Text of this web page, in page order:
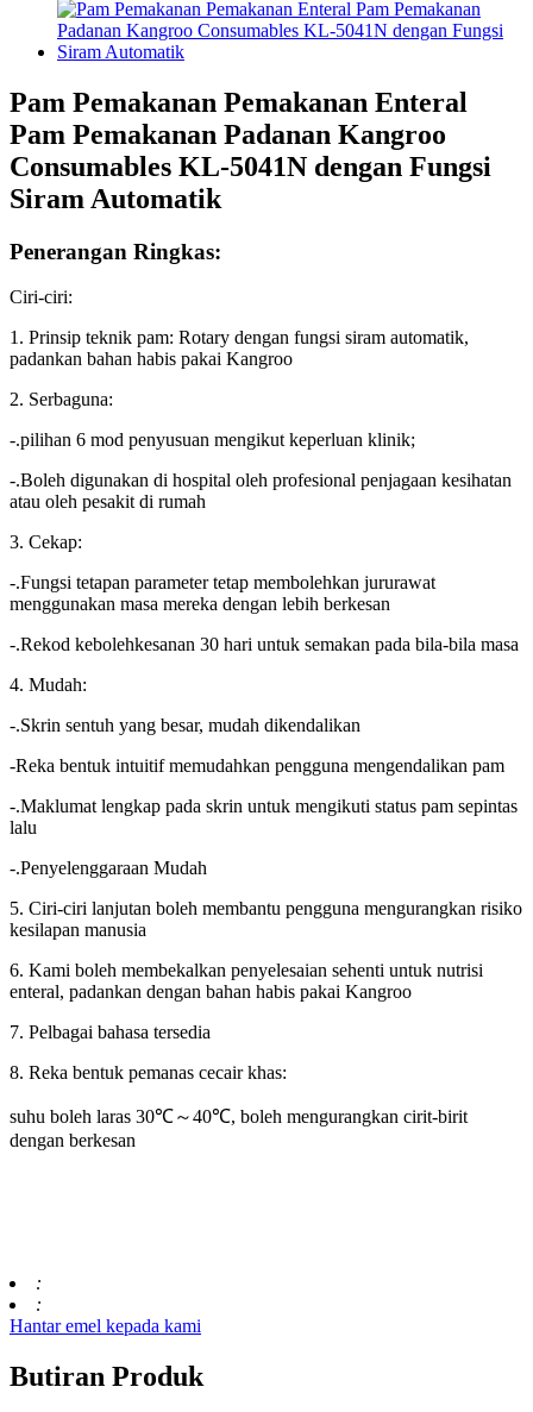
Pam Pemakanan Pemakanan Enteral
Pam Pemakanan Padanan Kangroo
Consumables KL-5041N dengan Fungsi
Siram Automatik
Penerangan Ringkas:
Ciri-ciri:
1. Prinsip teknik pam: Rotary dengan fungsi siram automatik,
padankan bahan habis pakai Kangroo
2. Serbaguna:
-.pilihan 6 mod penyusuan mengikut keperluan klinik;
-.Boleh digunakan di hospital oleh profesional penjagaan kesihatan
atau oleh pesakit di rumah
3. Cekap:
-.Fungsi tetapan parameter tetap membolehkan jururawat
menggunakan masa mereka dengan lebih berkesan
-.Rekod kebolehkesanan 30 hari untuk semakan pada bila-bila masa
4. Mudah:
-.Skrin sentuh yang besar, mudah dikendalikan
-Reka bentuk intuitif memudahkan pengguna mengendalikan pam
-.Maklumat lengkap pada skrin untuk mengikuti status pam sepintas
lalu
-.Penyelenggaraan Mudah
5. Ciri-ciri lanjutan boleh membantu pengguna mengurangkan risiko
kesilapan manusia
6. Kami boleh membekalkan penyelesaian sehenti untuk nutrisi
enteral, padankan dengan bahan habis pakai Kangroo
7. Pelbagai bahasa tersedia
8. Reka bentuk pemanas cecair khas:
suhu boleh laras 30℃～40℃, boleh mengurangkan cirit-birit
dengan berkesan
:
:
Hantar emel kepada kami
Butiran Produk